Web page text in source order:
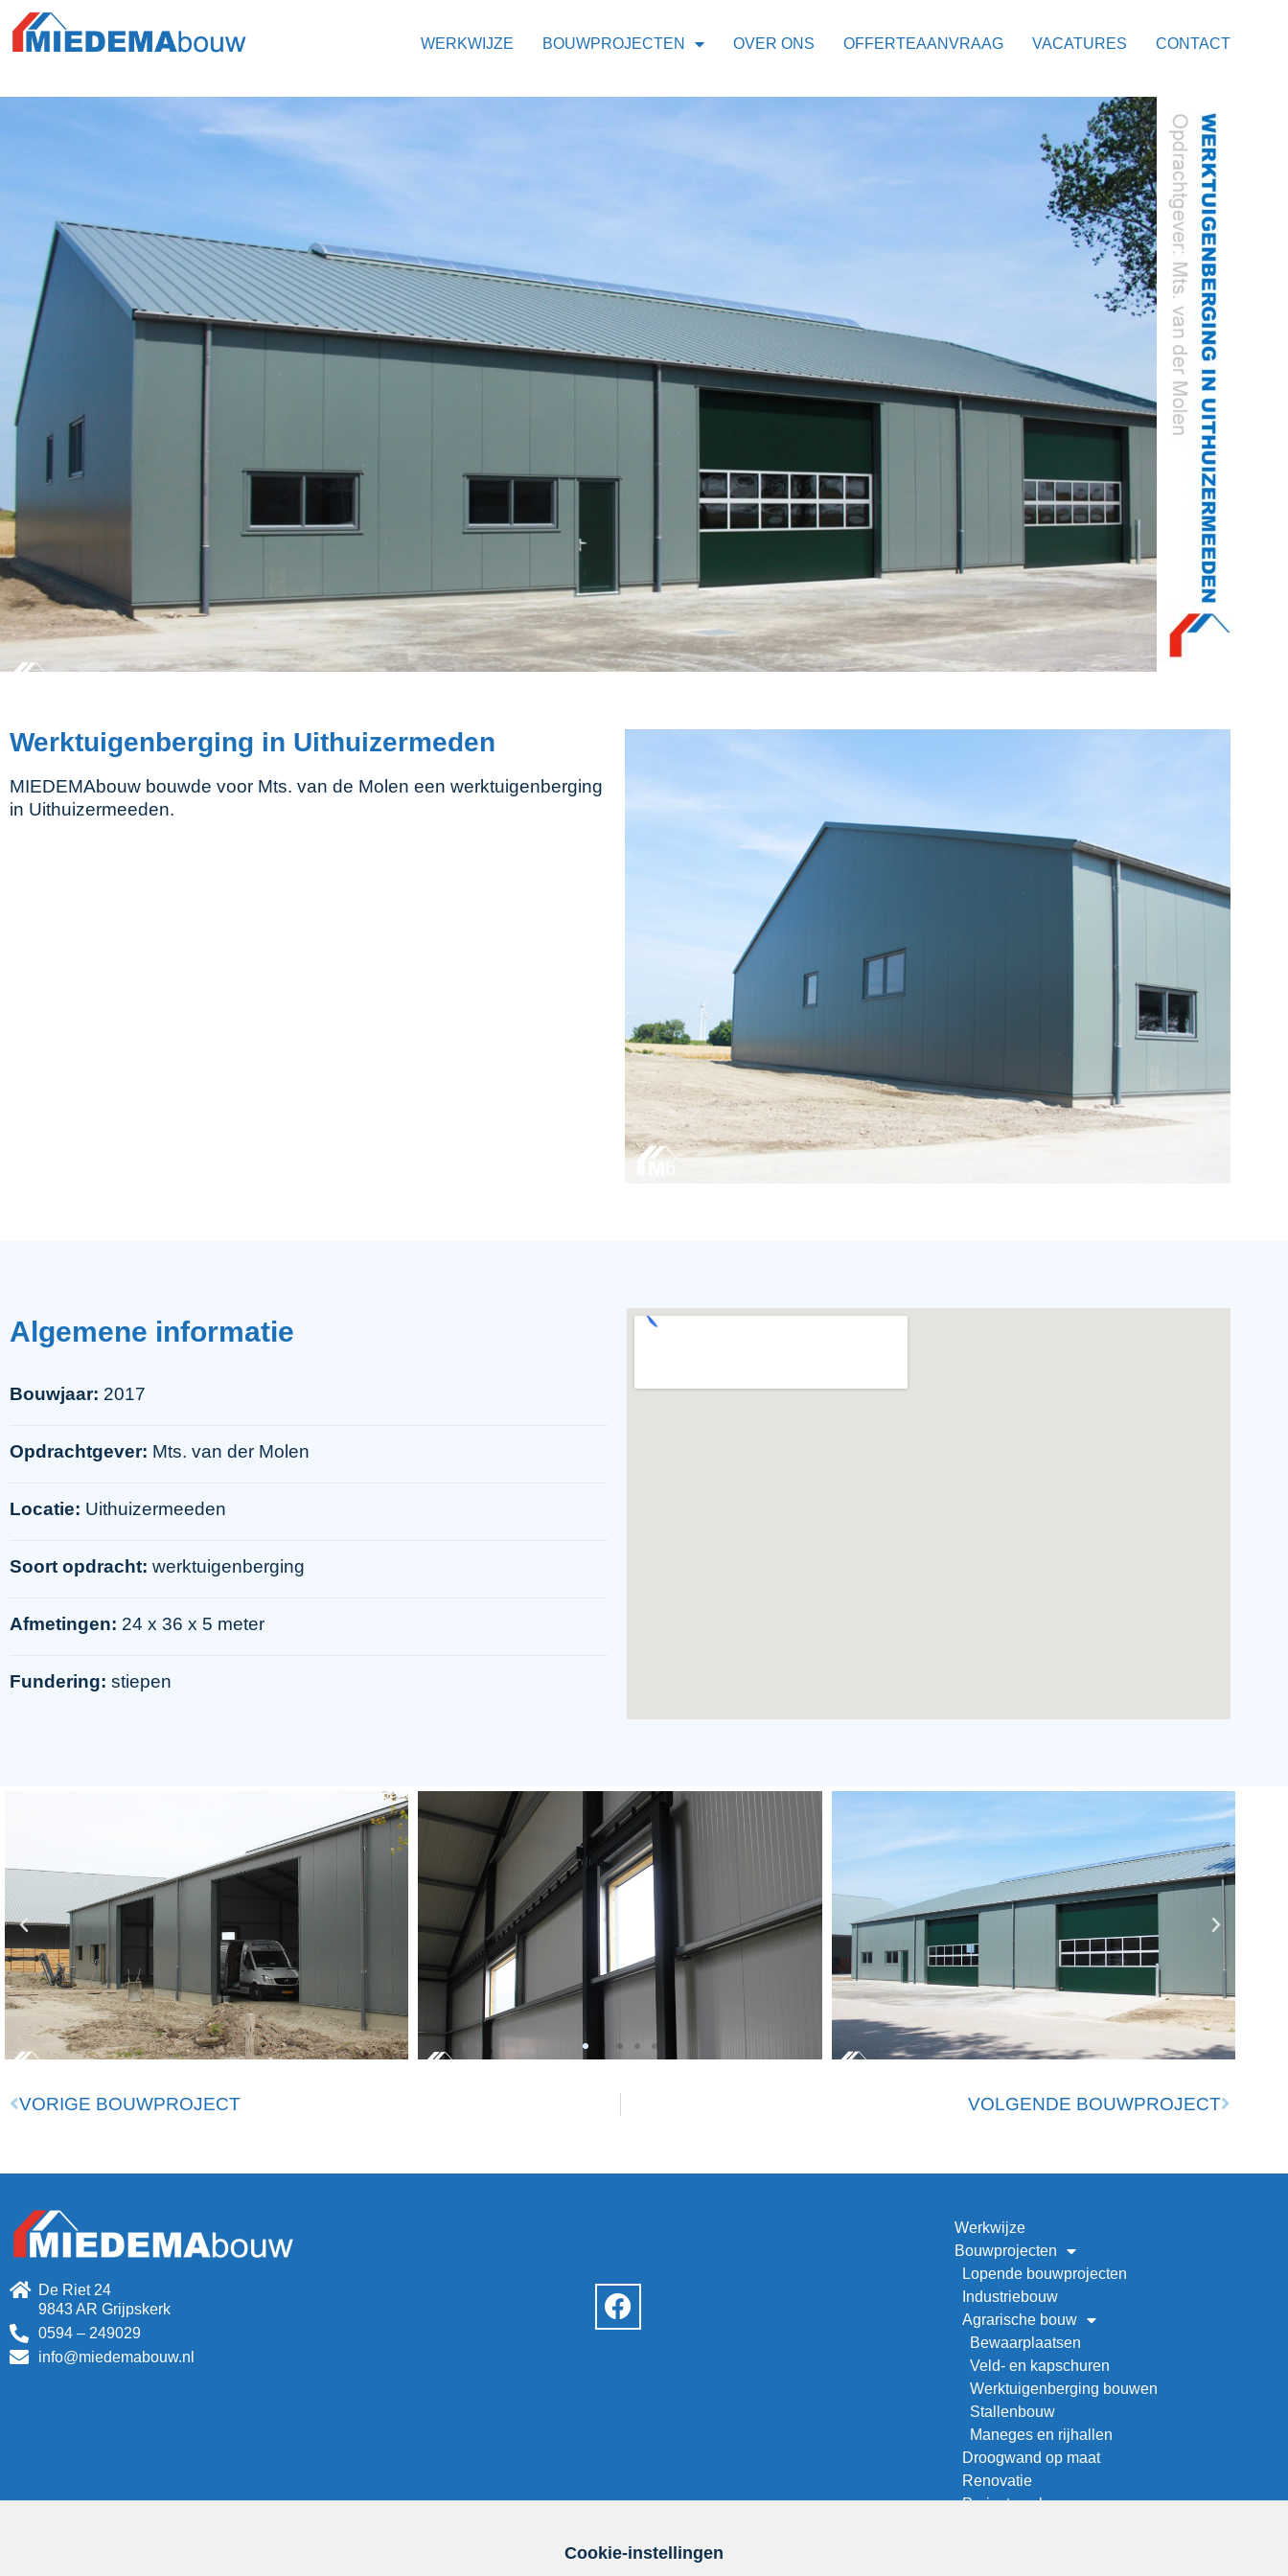
WERKWIJZE BOUWPROJECTEN OVER ONS OFFERTEAANVRAAG VACATURES CONTACT
Werktuigenberging in Uithuizermeden
MIEDEMAbouw bouwde voor Mts. van de Molen een werktuigenberging
in Uithuizermeeden.
Algemene informatie
Bouwjaar: 2017
Opdrachtgever: Mts. van der Molen
Locatie: Uithuizermeeden
Soort opdracht: werktuigenberging
Afmetingen: 24 x 36 x 5 meter
Fundering: stiepen
VORIGE BOUWPROJECT VOLGENDE BOUWPROJECT
De Riet 24
9843 AR Grijpskerk
0594 – 249029
info@miedemabouw.nl
Werkwijze
Bouwprojecten
Lopende bouwprojecten
Industriebouw
Agrarische bouw
Bewaarplaatsen
Veld- en kapschuren
Werktuigenberging bouwen
Stallenbouw
Maneges en rijhallen
Droogwand op maat
Renovatie
Project zoeken
Cookie-instellingen